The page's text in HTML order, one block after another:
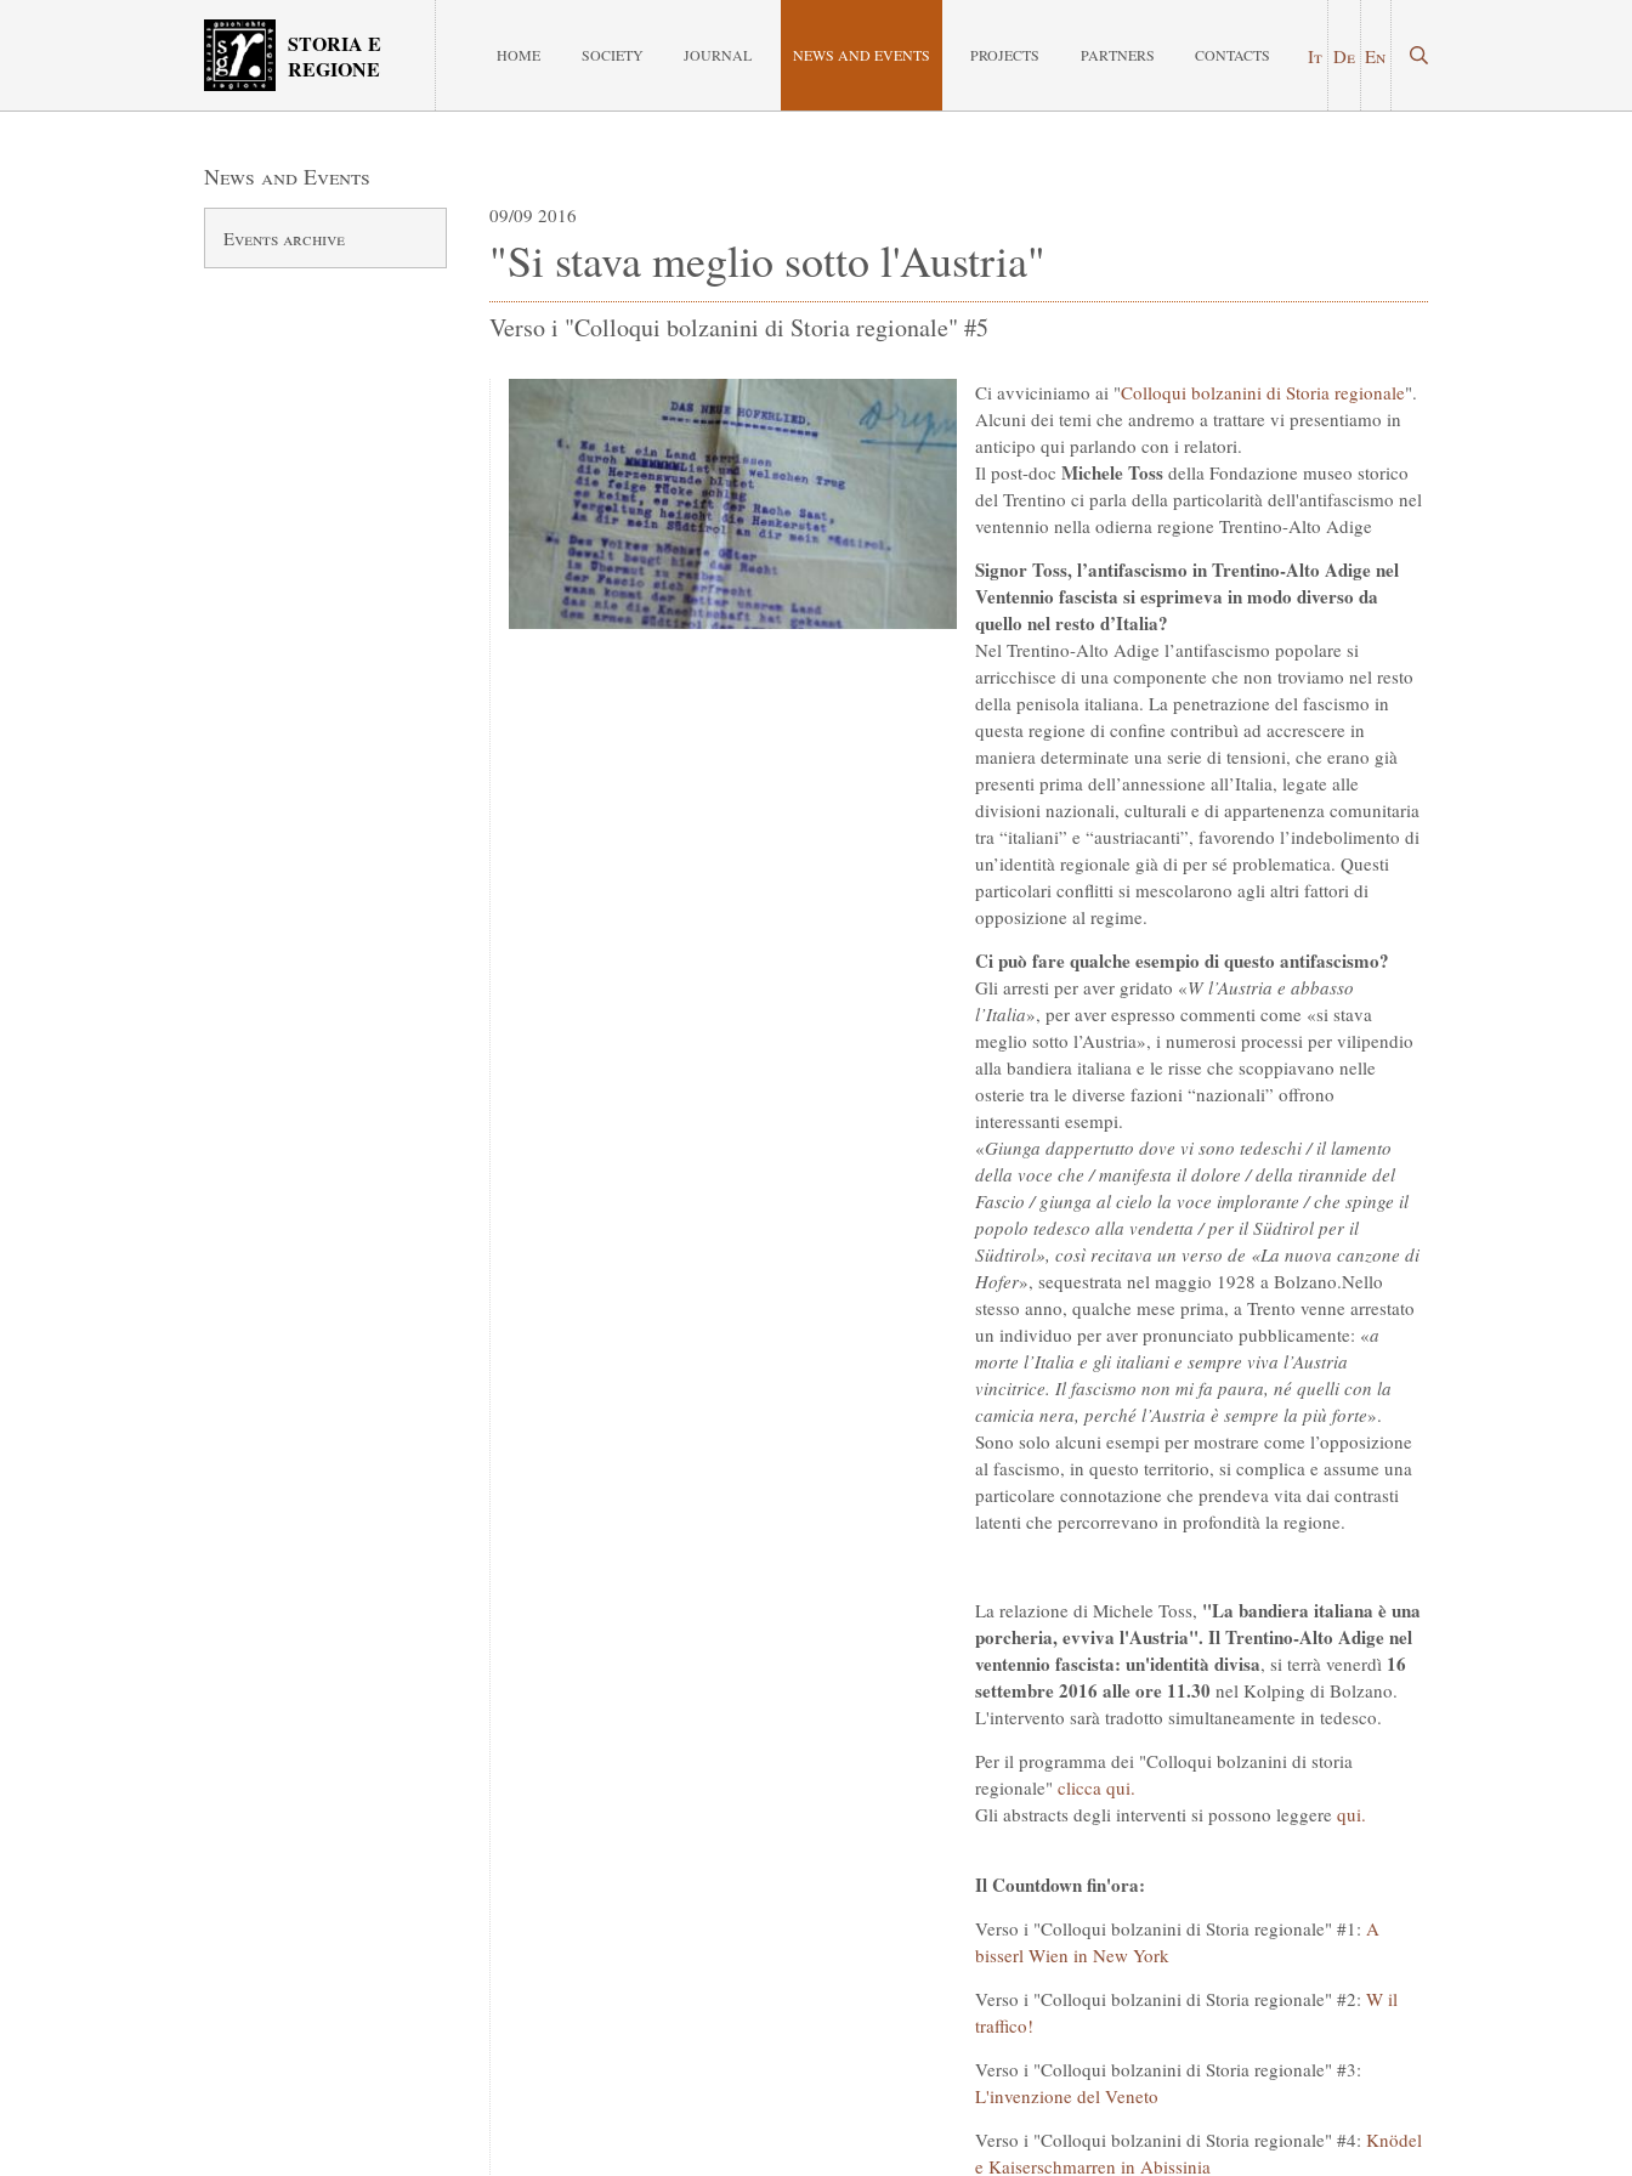
STORIA E
REGIONE
HOME SOCIETY JOURNAL NEWS AND EVENTS PROJECTS PARTNERS CONTACTS It De En
News and Events
Events archive
09/09 2016
"Si stava meglio sotto l'Austria"
Verso i "Colloqui bolzanini di Storia regionale" #5
Ci avviciniamo ai "Colloqui bolzanini di Storia regionale".
Alcuni dei temi che andremo a trattare vi presentiamo in
anticipo qui parlando con i relatori.
Il post-doc Michele Toss della Fondazione museo storico
del Trentino ci parla della particolarità dell'antifascismo nel
ventennio nella odierna regione Trentino-Alto Adige
Signor Toss, l’antifascismo in Trentino-Alto Adige nel
Ventennio fascista si esprimeva in modo diverso da
quello nel resto d’Italia?
Nel Trentino-Alto Adige l’antifascismo popolare si
arricchisce di una componente che non troviamo nel resto
della penisola italiana. La penetrazione del fascismo in
questa regione di confine contribuì ad accrescere in
maniera determinate una serie di tensioni, che erano già
presenti prima dell’annessione all’Italia, legate alle
divisioni nazionali, culturali e di appartenenza comunitaria
tra “italiani” e “austriacanti”, favorendo l’indebolimento di
un’identità regionale già di per sé problematica. Questi
particolari conflitti si mescolarono agli altri fattori di
opposizione al regime.
Ci può fare qualche esempio di questo antifascismo?
Gli arresti per aver gridato «W l’Austria e abbasso
l’Italia», per aver espresso commenti come «si stava
meglio sotto l’Austria», i numerosi processi per vilipendio
alla bandiera italiana e le risse che scoppiavano nelle
osterie tra le diverse fazioni “nazionali” offrono
interessanti esempi.
«Giunga dappertutto dove vi sono tedeschi / il lamento
della voce che / manifesta il dolore / della tirannide del
Fascio / giunga al cielo la voce implorante / che spinge il
popolo tedesco alla vendetta / per il Südtirol per il
Südtirol», così recitava un verso de «La nuova canzone di
Hofer», sequestrata nel maggio 1928 a Bolzano.Nello
stesso anno, qualche mese prima, a Trento venne arrestato
un individuo per aver pronunciato pubblicamente: «a
morte l’Italia e gli italiani e sempre viva l’Austria
vincitrice. Il fascismo non mi fa paura, né quelli con la
camicia nera, perché l’Austria è sempre la più forte».
Sono solo alcuni esempi per mostrare come l’opposizione
al fascismo, in questo territorio, si complica e assume una
particolare connotazione che prendeva vita dai contrasti
latenti che percorrevano in profondità la regione.
La relazione di Michele Toss, "La bandiera italiana è una
porcheria, evviva l'Austria". Il Trentino-Alto Adige nel
ventennio fascista: un'identità divisa, si terrà venerdì 16
settembre 2016 alle ore 11.30 nel Kolping di Bolzano.
L'intervento sarà tradotto simultaneamente in tedesco.
Per il programma dei "Colloqui bolzanini di storia
regionale" clicca qui.
Gli abstracts degli interventi si possono leggere qui.
Il Countdown fin'ora:
Verso i "Colloqui bolzanini di Storia regionale" #1: A
bisserl Wien in New York
Verso i "Colloqui bolzanini di Storia regionale" #2: W il
traffico!
Verso i "Colloqui bolzanini di Storia regionale" #3:
L'invenzione del Veneto
Verso i "Colloqui bolzanini di Storia regionale" #4: Knödel
e Kaiserschmarren in Abissinia